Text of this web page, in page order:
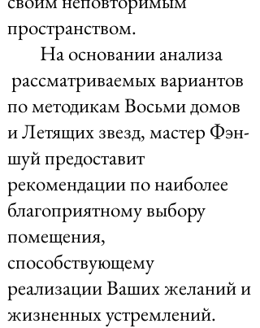
пространством.
На основании анализа
рассматриваемых вариантов
по методикам Восьми домов
и Летящих звезд, мастер Фэн-
шуй предоставит
рекомендации по наиболее
благоприятному выбору
помещения,
способствующему
реализации Ваших желаний и
жизненных устремлений.